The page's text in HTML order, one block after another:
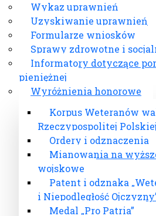
Wykaz uprawnień
Uzyskiwanie uprawnień
Formularze wniosków
Sprawy zdrowotne i
Informatory dotyczące
pieniężnej
Wyróżnienia honorowe
Korpus Weteranów
Rzeczypospolitej Polskiej
Ordery i odznaczenia
Mianowania na
wojskowe
Patent i odznaka
i Niepodległość
Medal „Pro Patria”